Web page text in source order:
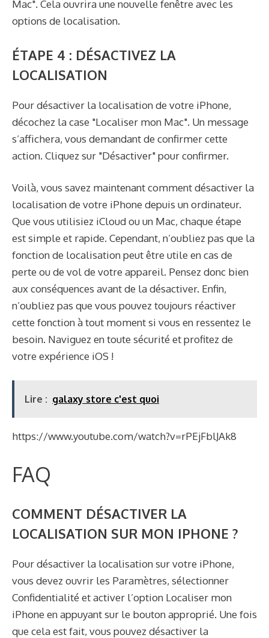
Mac". Cela ouvrira une nouvelle fenêtre avec les
options de localisation.
ÉTAPE 4 : DÉSACTIVEZ LA
LOCALISATION
Pour désactiver la localisation de votre iPhone,
décochez la case "Localiser mon Mac". Un message
s’affichera, vous demandant de confirmer cette
action. Cliquez sur "Désactiver" pour confirmer.
Voilà, vous savez maintenant comment désactiver la
localisation de votre iPhone depuis un ordinateur.
Que vous utilisiez iCloud ou un Mac, chaque étape
est simple et rapide. Cependant, n’oubliez pas que la
fonction de localisation peut être utile en cas de
perte ou de vol de votre appareil. Pensez donc bien
aux conséquences avant de la désactiver. Enfin,
n’oubliez pas que vous pouvez toujours réactiver
cette fonction à tout moment si vous en ressentez le
besoin. Naviguez en toute sécurité et profitez de
votre expérience iOS !
Lire : galaxy store c'est quoi
https://www.youtube.com/watch?v=rPEjFblJAk8
FAQ
COMMENT DÉSACTIVER LA
LOCALISATION SUR MON IPHONE ?
Pour désactiver la localisation sur votre iPhone,
vous devez ouvrir les Paramètres, sélectionner
Confidentialité et activer l’option Localiser mon
iPhone en appuyant sur le bouton approprié. Une fois
que cela est fait, vous pouvez désactiver la